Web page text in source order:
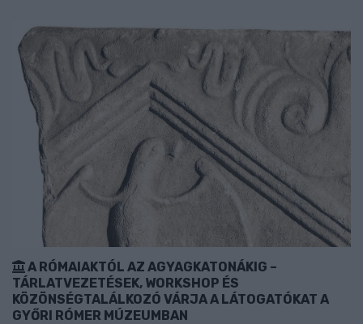
A RÓMAIAKTÓL AZ AGYAGKATONÁKIG –
TÁRLATVEZETÉSEK, WORKSHOP ÉS
KÖZÖNSÉGTALÁLKOZÓ VÁRJA A LÁTOGATÓKAT A
GYŐRI RÓMER MÚZEUMBAN